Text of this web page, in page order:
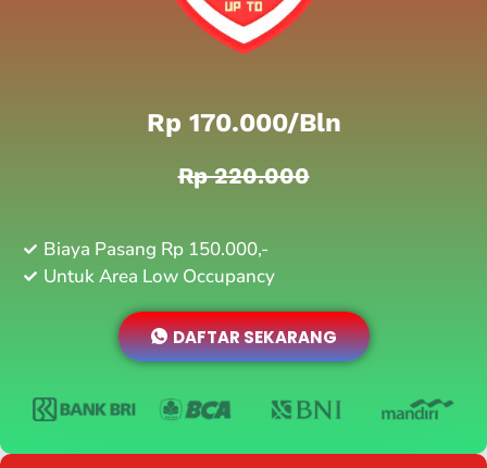
Rp 170.000/bln
Rp 220.000
Biaya Pasang Rp 150.000,-
Untuk Area Low Occupancy
DAFTAR SEKARANG